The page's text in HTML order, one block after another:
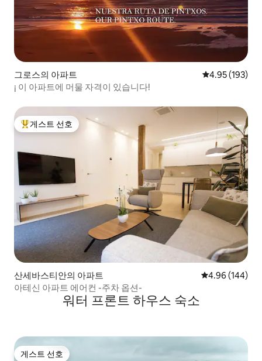
그로스의 아파트 평점 4.95점(5
4.95 (193)
¡ 이 아파트에 머물 자격이 있습니다!
상위 게스트 선호
게스트 선호
산세바스티안의 아파트 평점 4.96점(5
4.96 (144)
아테신 아파트 에어컨 -주차 옵션-
워터 프론트 하우스 숙소
게스트 선호